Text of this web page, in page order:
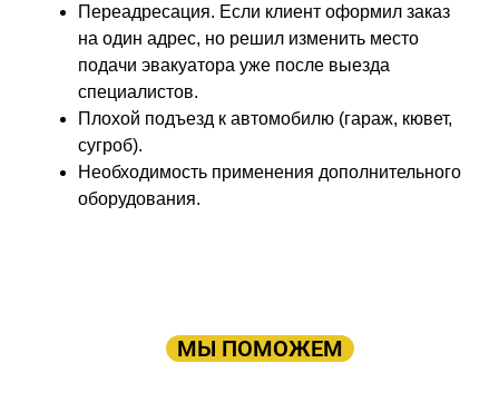
Переадресация. Если клиент оформил заказ
на один адрес, но решил изменить место
подачи эвакуатора уже после выезда
специалистов.
Плохой подъезд к автомобилю (гараж, кювет,
сугроб).
Необходимость применения дополнительного
оборудования.
МЫ ПОМОЖЕМ